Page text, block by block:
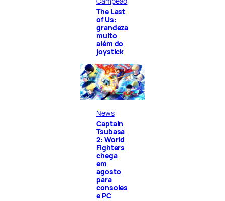
The Last
of Us:
grandeza
muito
além do
joystick
News
Captain
Tsubasa
2: World
Fighters
chega
em
agosto
para
consoles
e PC